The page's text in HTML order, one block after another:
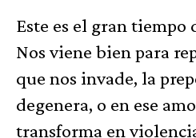
Este es el gran tiempo
Nos viene bien para
que nos invade, la
degenera, o en ese
transforma en